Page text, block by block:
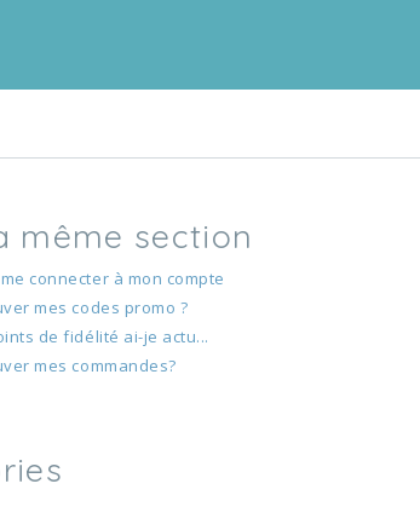
même section
connecter à mon compte
mes codes promo ?
de fidélité ai-je actu...
mes commandes?